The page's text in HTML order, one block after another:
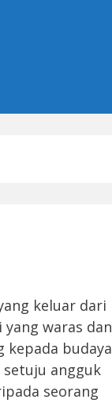
keluar dari
waras dan
budaya
setuju angguk
seorang